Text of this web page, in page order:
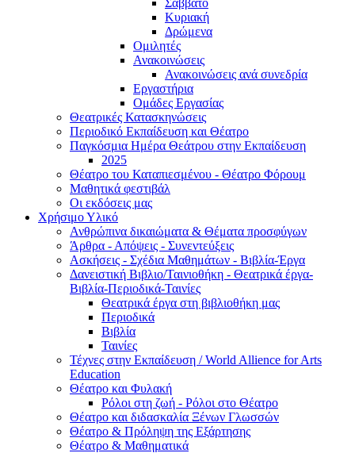
Σάββατο
Κυριακή
Δρώμενα
Ομιλητές
Ανακοινώσεις
Ανακοινώσεις ανά συνεδρία
Εργαστήρια
Ομάδες Εργασίας
Θεατρικές Κατασκηνώσεις
Περιοδικό Εκπαίδευση και Θέατρο
Παγκόσμια Ημέρα Θεάτρου στην Εκπαίδευση
2025
Θέατρο του Καταπιεσμένου - Θέατρο Φόρουμ
Μαθητικά φεστιβάλ
Οι εκδόσεις μας
Χρήσιμο Υλικό
Ανθρώπινα δικαιώματα & Θέματα προσφύγων
Άρθρα - Απόψεις - Συνεντεύξεις
Ασκήσεις - Σχέδια Μαθημάτων - Βιβλία-Έργα
Δανειστική Βιβλιο/Ταινιοθήκη - Θεατρικά έργα-
Βιβλία-Περιοδικά-Ταινίες
Θεατρικά έργα στη βιβλιοθήκη μας
Περιοδικά
Βιβλία
Ταινίες
Τέχνες στην Εκπαίδευση / World Allience for Arts
Education
Θέατρο και Φυλακή
Ρόλοι στη ζωή - Ρόλοι στο Θέατρο
Θέατρο και διδασκαλία Ξένων Γλωσσών
Θέατρο & Πρόληψη της Εξάρτησης
Θέατρο & Μαθηματικά